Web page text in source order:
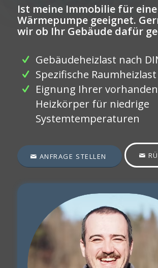
Ist meine Immobilie für eine
Wärmepumpe geeignet.
wir ob Ihr Gebäude dafür
Gebäudeheizlast nach
Spezifische Raumheizlast
Eignung Ihrer
Heizkörper für niedrige
Systemtemperaturen
ANFRAGE STELLEN